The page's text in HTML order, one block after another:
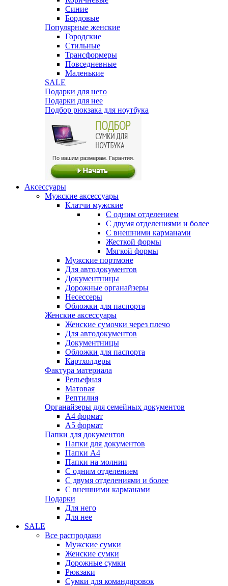
Синие
Бордовые
Популярные женские
Городские
Стильные
Трансформеры
Повседневные
Маленькие
SALE
Подарки для него
Подарки для нее
Подбор рюкзака для ноутбука
Аксессуары
Мужские аксессуары
Клатчи мужские
С одним отделением
С двумя отделениями и более
С внешними карманами
Жесткой формы
Мягкой формы
Мужские портмоне
Для автодокументов
Документницы
Дорожные органайзеры
Несессеры
Обложки для паспорта
Женские аксессуары
Женские сумочки через плечо
Для автодокументов
Документницы
Обложки для паспорта
Картхолдеры
Фактура материала
Рельефная
Матовая
Рептилия
Органайзеры для семейных документов
А4 формат
А5 формат
Папки для документов
Папки для документов
Папки А4
Папки на молнии
С одним отделением
С двумя отделениями и более
С внешними карманами
Подарки
Для него
Для нее
SALE
Все распродажи
Мужские сумки
Женские сумки
Дорожные сумки
Рюкзаки
Сумки для командировок